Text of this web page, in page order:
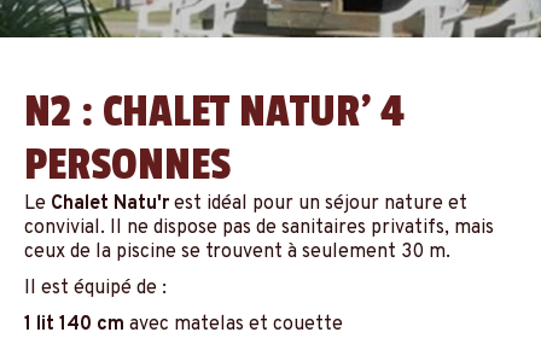
N2 : CHALET NATUR’ 4
PERSONNES
Le Chalet Natu'r est idéal pour un séjour nature et
convivial. Il ne dispose pas de sanitaires privatifs, mais
ceux de la piscine se trouvent à seulement 30 m.
Il est équipé de :
1 lit 140 cm avec matelas et couette